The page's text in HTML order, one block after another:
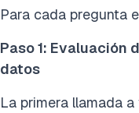
Para cada pregunta
Paso 1: Evaluación
datos
La primera llamada